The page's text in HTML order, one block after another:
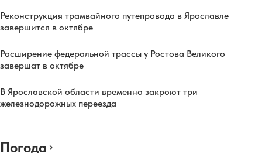
Реконструкция трамвайного путепровода в Ярославле
завершится в октябре
Расширение федеральной трассы у Ростова Великого
завершат в октябре
В Ярославской области временно закроют три
железнодорожных переезда
Погода